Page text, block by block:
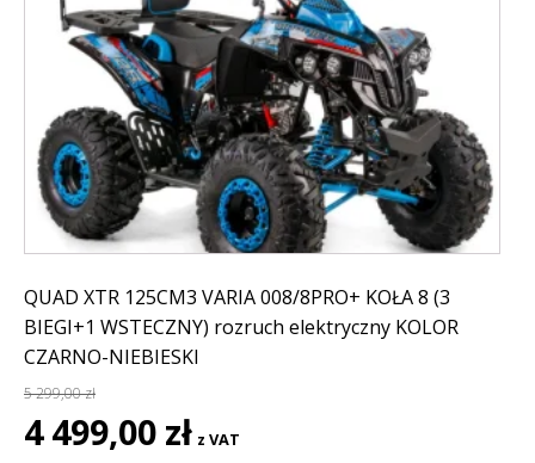
QUAD XTR 125CM3 VARIA 008/8PRO+ KOŁA 8 (3
BIEGI+1 WSTECZNY) rozruch elektryczny KOLOR
CZARNO-NIEBIESKI
5 299,00zł
Pierwotna
cena
4 499,00 zł cena
z VAT